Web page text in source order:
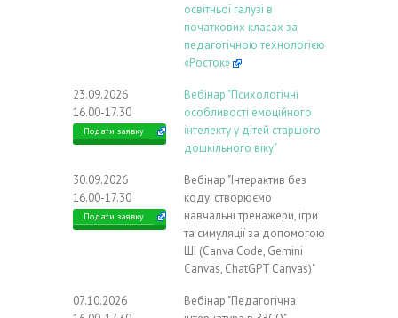
освітньої галузі в
початкових класах за
педагогічною технологією
«Росток»
23.09.2026
16.00-17.30
Подати заявку
Вебінар "Психологічні
особливості емоційного
інтелекту у дітей старшого
дошкільного віку"
30.09.2026
16.00-17.30
Подати заявку
Вебінар "Інтерактив без
коду: створюємо
навчальні тренажери, ігри
та симуляції за допомогою
ШІ (Canva Code, Gemini
Canvas, ChatGPT Canvas)"
07.10.2026
Вебінар "Педагогічна